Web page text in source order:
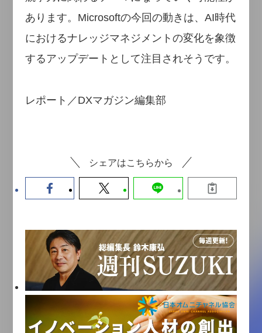
あります。Microsoftの今回の動きは、AI時代
におけるナレッジマネジメントの変化を象徴
するアップデートとして注目されそうです。
レポート／DXマガジン編集部
シェアはこちらから